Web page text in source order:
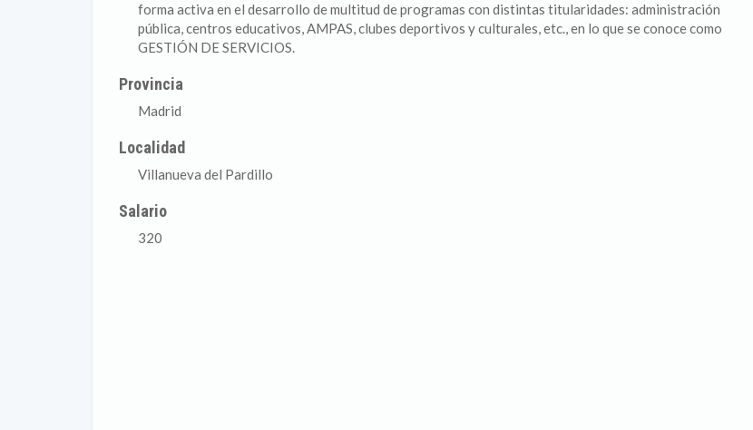
forma activa en el desarrollo de multitud de programas con distintas titularidades: administración
pública, centros educativos, AMPAS, clubes deportivos y culturales, etc., en lo que se conoce como
GESTIÓN DE SERVICIOS.
Provincia
Madrid
Localidad
Villanueva del Pardillo
Salario
320